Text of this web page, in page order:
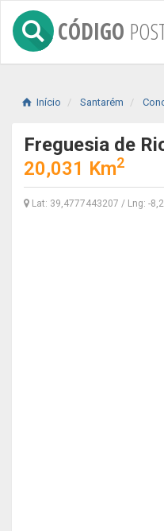
CÓDIGO
Início Santarém
Freguesia de
20,031 Km2
Lat: 39,4777443207 / Lng: -